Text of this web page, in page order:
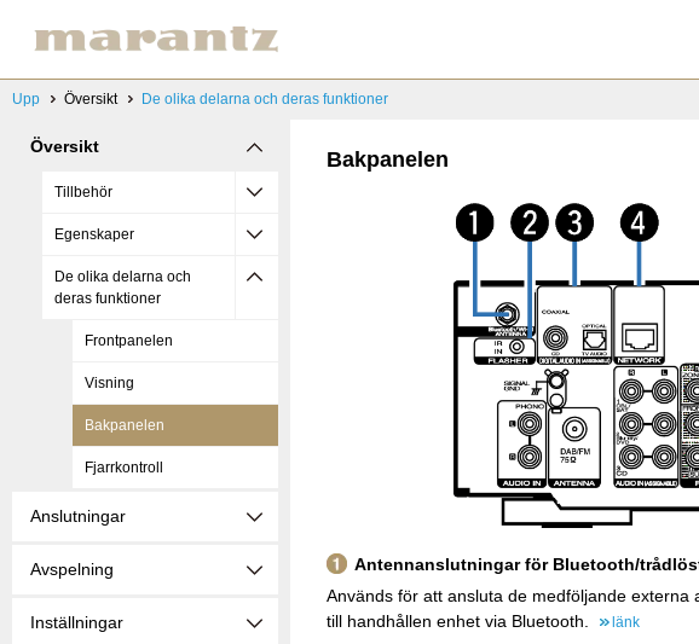
Upp Översikt De olika delarna och deras funktioner
Översikt
Tillbehör
Egenskaper
De olika delarna och
deras funktioner
Frontpanelen
Visning
Bakpanelen
Fjarrkontroll
Anslutningar
Avspelning
Inställningar
Bakpanelen
Antennanslutningar för Bluetooth/
Används för att ansluta de medföljande
till handhållen enhet via Bluetooth.
länk